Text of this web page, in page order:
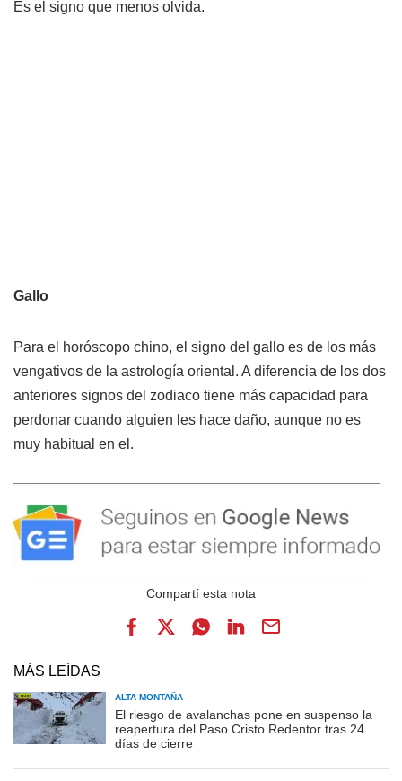
Es el signo que menos olvida.
Gallo
Para el horóscopo chino, el signo del gallo es de los más
vengativos de la astrología oriental. A diferencia de los dos
anteriores signos del zodiaco tiene más capacidad para
perdonar cuando alguien les hace daño, aunque no es
muy habitual en el.
MÁS LEÍDAS
ALTA MONTAÑA
El riesgo de avalanchas pone en suspenso la
reapertura del Paso Cristo Redentor tras 24
días de cierre